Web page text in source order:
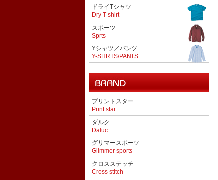
ドライTシャツ
Dry T-shirt
スポーツ
Sprts
Yシャツ／パンツ
Y-SHRTS/PANTS
プリントスター
Print star
ダルク
Daluc
グリマースポーツ
Glimmer sports
クロスステッチ
Cross stitch